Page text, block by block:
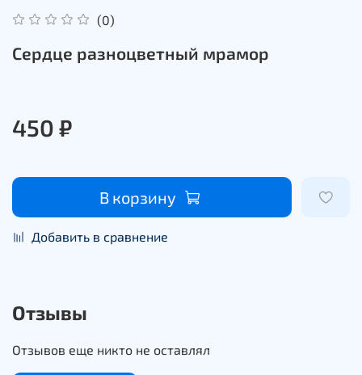
(0)
Сердце разноцветный мрамор
450 ₽
В корзину
Добавить в сравнение
Отзывы
Отзывов еще никто не оставлял